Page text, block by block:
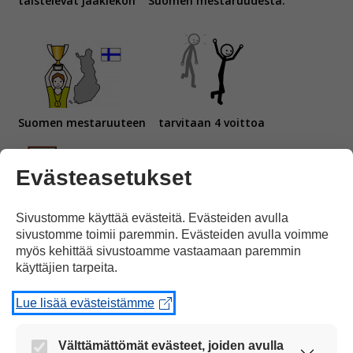
Suomen mestaruuteen tarvitaan 4 voittoa
loppuotteluissa.
Evästeasetukset
Sivustomme käyttää evästeitä. Evästeiden avulla
sivustomme toimii paremmin. Evästeiden avulla voimme
myös kehittää sivustoamme vastaamaan paremmin
käyttäjien tarpeita.
Lue lisää evästeistämme
Välttämättömät evästeet, joiden avulla